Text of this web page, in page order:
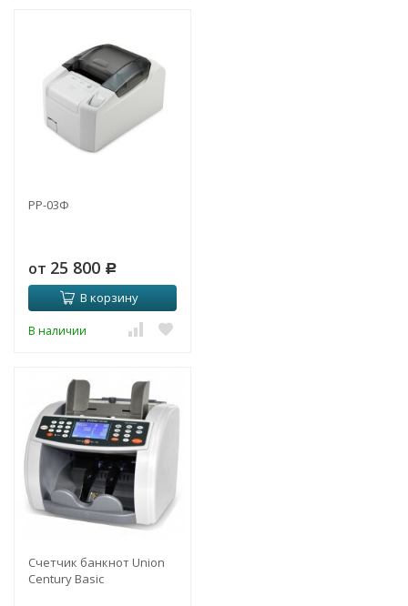
РР-03Ф
от 25 800 Р
В корзину
В наличии
Счетчик банкнот Union
Century Basic